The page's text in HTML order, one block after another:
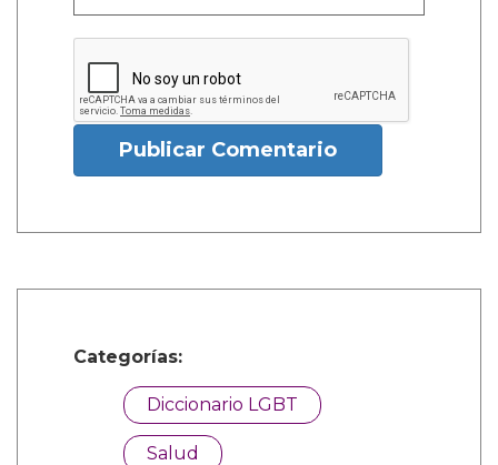
Publicar Comentario
Categorías:
Diccionario LGBT
Salud